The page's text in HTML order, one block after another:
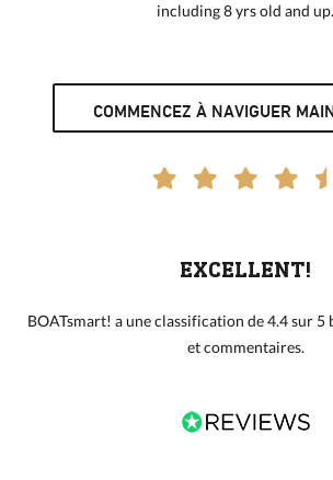
including 8 yrs old and up.
COMMENCEZ À NAVIGUER
EXCELLENT!
BOATsmart! a une classification de 4.4 sur 5
et commentaires.